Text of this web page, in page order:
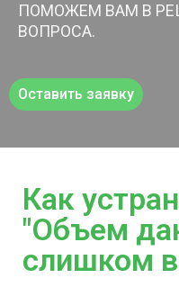
ПОМОЖЕМ ВАМ В
ВОПРОСА.
Оставить заявку
Как
"Объем
слишком